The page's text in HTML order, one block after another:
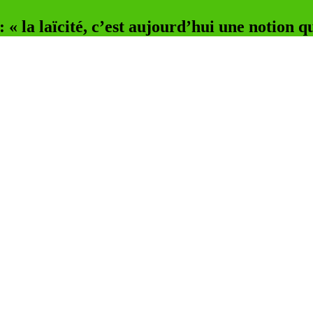
la laïcité, c’est aujourd’hui une notion